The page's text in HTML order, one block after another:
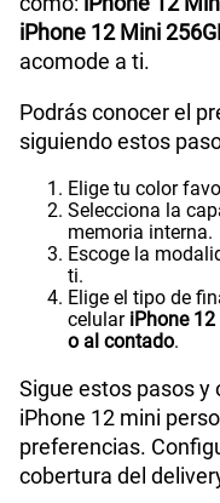
iPhone 12 Mini
acomode a ti.
Podrás conocer el
siguiendo estos
Elige tu color
Selecciona la
memoria interna.
Escoge la
ti.
Elige el tipo de
celular iPhone
o al contado.
Sigue estos pasos y
iPhone 12 mini
preferencias.
cobertura del